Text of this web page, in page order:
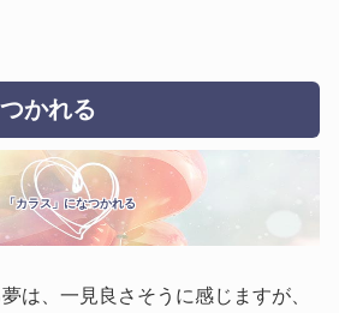
かれる
「カラス」になつかれる
は、一見良さそうに感じますが、